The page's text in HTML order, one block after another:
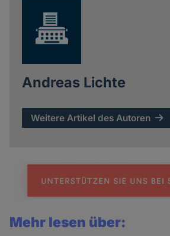
Andreas Lichte
Weitere Artikel des Autoren
Mehr lesen über: